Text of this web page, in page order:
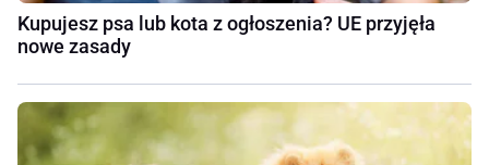
Kupujesz psa lub kota z ogłoszenia? UE przyjęła
nowe zasady